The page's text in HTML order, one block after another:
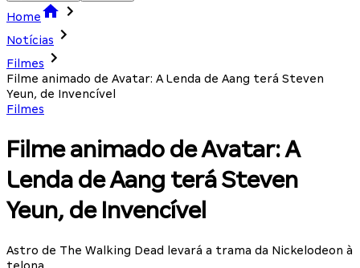
Home
Notícias
Filmes
Filme animado de Avatar: A Lenda de Aang terá Steven
Yeun, de Invencível
Filmes
Filme animado de Avatar: A
Lenda de Aang terá Steven
Yeun, de Invencível
Astro de The Walking Dead levará a trama da Nickelodeon à